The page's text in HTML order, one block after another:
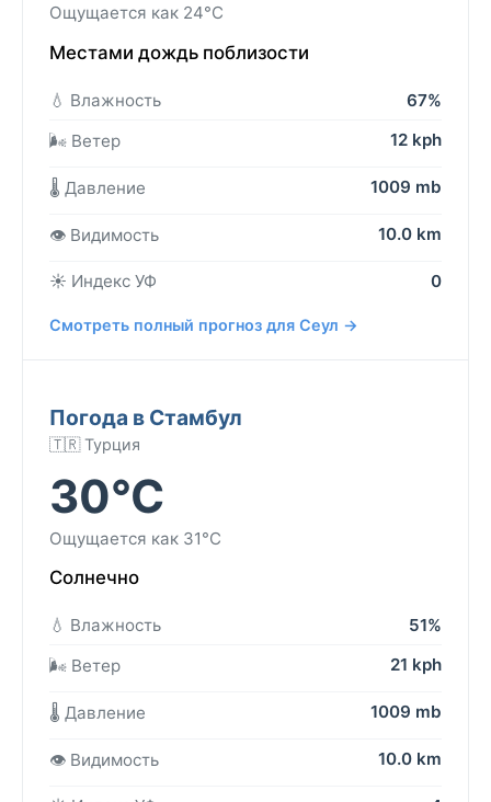
Ощущается как 24°C
Местами дождь поблизости
💧 Влажность
67%
🌬️ Ветер
12 kph
🌡️ Давление 1009 mb
👁️ Видимость 10.0 km
☀️ Индекс УФ 0
Смотреть полный прогноз для Сеул →
Погода в Стамбул
🇹🇷 Турция
30°C
Ощущается как 31°C
Солнечно
💧 Влажность
51%
🌬️ Ветер
21 kph
🌡️ Давление 1009 mb
👁️ Видимость 10.0 km